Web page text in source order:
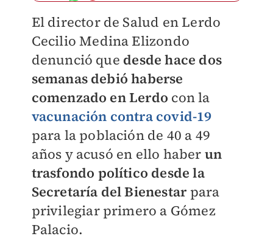
El director de Salud en Lerdo
Cecilio Medina Elizondo
denunció que desde hace dos
semanas debió haberse
comenzado en Lerdo con la
vacunación contra covid-19
para la población de 40 a 49
años y acusó en ello haber un
trasfondo político desde la
Secretaría del Bienestarpara
privilegiar primero a Gómez
Palacio.